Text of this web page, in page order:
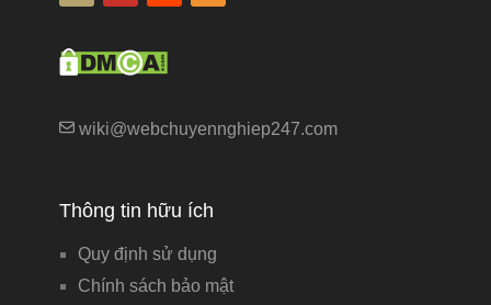
wiki@webchuyennghiep247.com
Thông tin hữu ích
Quy định sử dụng
Chính sách bảo mật